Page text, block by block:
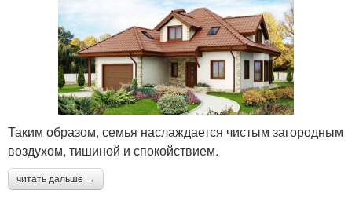
Таким образом, семья наслаждается чистым загородным
воздухом, тишиной и спокойствием.
читать дальше →